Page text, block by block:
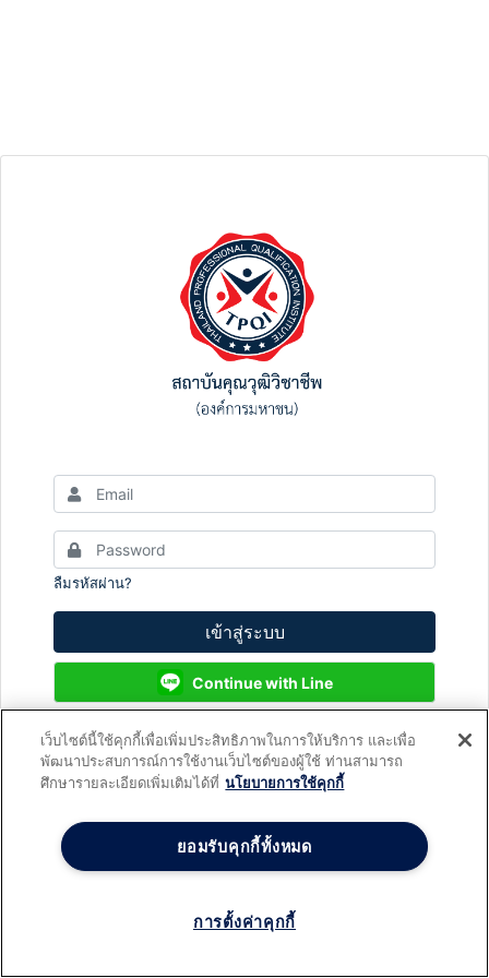
ลืมรหัสผ่าน?
เข้าสู่ระบบ
Continue with Line
ยังไม่มีบัญชีใช่หรือไม่?สมัครสมาชิก
เว็บไซต์นี้ใช้คุกกี้เพื่อเพิ่มประสิทธิภาพในการให้บริการ และเพื่อ
พัฒนาประสบการณ์การใช้งานเว็บไซต์ของผู้ใช้ ท่านสามารถ
ศึกษารายละเอียดเพิ่มเติมได้ที่ นโยบายการใช้คุกกี้
ยอมรับคุกกี้ทั้งหมด
การตั้งค่าคุกกี้